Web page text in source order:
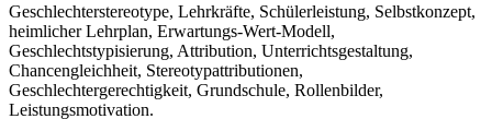
Geschlechterstereotype, Lehrkräfte, Schülerleistung, Selbstkonzept,
heimlicher Lehrplan, Erwartungs-Wert-Modell,
Geschlechtstypisierung, Attribution, Unterrichtsgestaltung,
Chancengleichheit, Stereotypattributionen,
Geschlechtergerechtigkeit, Grundschule, Rollenbilder,
Leistungsmotivation.